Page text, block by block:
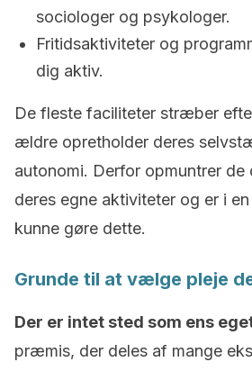
sociologer og psykologer.
Fritidsaktiviteter og
dig aktiv.
De fleste faciliteter stræber
ældre opretholder deres
autonomi. Derfor opmuntrer de
deres egne aktiviteter og er i
kunne gøre dette.
Grunde til at vælge pleje
Der er intet sted som ens
præmis, der deles af mange